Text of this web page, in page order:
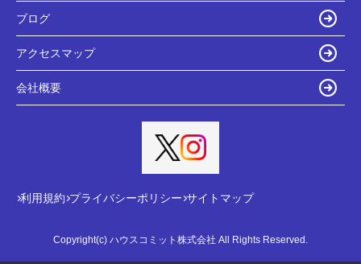
ブログ
アクセスマップ
会社概要
利用規約 プライバシーポリシー サイトマップ
Copyright(c) ハウスコミット株式会社 All Rights Reserved.